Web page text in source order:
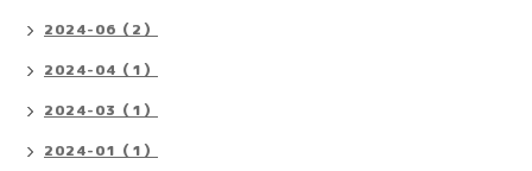
2024-06（2）
2024-04（1）
2024-03（1）
2024-01（1）